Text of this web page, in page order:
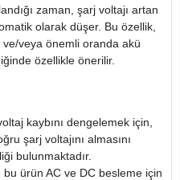
zaman, şarj voltajı artan
olarak düşer. Bu özellik,
ve/veya önemli oranda akü
özellikle önerilir.
kaybını dengelemek için,
şarj voltajını almasını
bulunmaktadır.
ürün AC ve DC besleme için